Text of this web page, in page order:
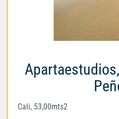
Cali, 53,00mts2